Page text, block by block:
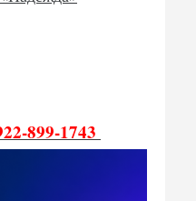
899-1743